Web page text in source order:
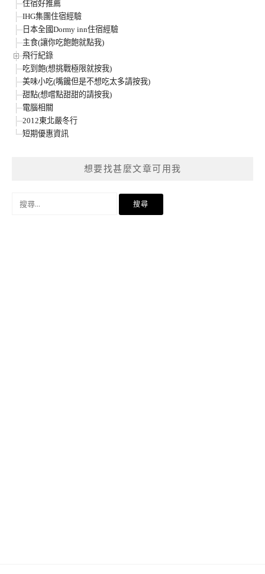
住宿好推薦
IHG集團住宿經驗
日本全國Dormy inn住宿經驗
主食(讓你吃飽飽就點我)
飛行紀錄
吃到飽(想挑戰極限就按我)
美味小吃(嘴饞但是不想吃太多請按我)
甜點(想嚐點甜甜的請按我)
電腦相關
2012東北嚴冬行
短期優惠資訊
想要找甚麼文章可用我